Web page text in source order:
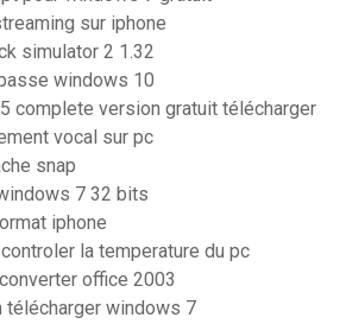
sur iphone
simulator 2 1.32
windows 10
complete version gratuit télécharger
vocal sur pc
snap
7 32 bits
iphone
la temperature du pc
office 2003
télécharger windows 7